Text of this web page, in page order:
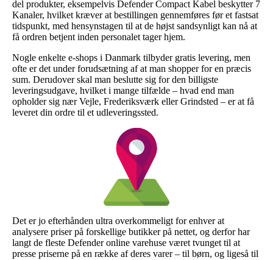
del produkter, eksempelvis Defender Compact Kabel beskytter 7
Kanaler, hvilket kræver at bestillingen gennemføres før et fastsat
tidspunkt, med hensynstagen til at de højst sandsynligt kan nå at
få ordren betjent inden personalet tager hjem.
Nogle enkelte e-shops i Danmark tilbyder gratis levering, men
ofte er det under forudsætning af at man shopper for en præcis
sum. Derudover skal man beslutte sig for den billigste
leveringsudgave, hvilket i mange tilfælde – hvad end man
opholder sig nær Vejle, Frederiksværk eller Grindsted – er at få
leveret din ordre til et udleveringssted.
Det er jo efterhånden ultra overkommeligt for enhver at
analysere priser på forskellige butikker på nettet, og derfor har
langt de fleste Defender online varehuse været tvunget til at
presse priserne på en række af deres varer – til børn, og ligeså til